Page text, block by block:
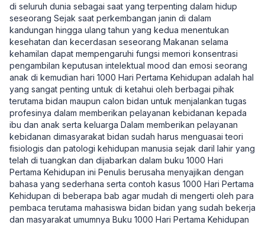
di seluruh dunia sebagai saat yang terpenting dalam hidup
seseorang Sejak saat perkembangan janin di dalam
kandungan hingga ulang tahun yang kedua menentukan
kesehatan dan kecerdasan seseorang Makanan selama
kehamilan dapat mempengaruhi fungsi memori konsentrasi
pengambilan keputusan intelektual mood dan emosi seorang
anak di kemudian hari 1000 Hari Pertama Kehidupan adalah hal
yang sangat penting untuk di ketahui oleh berbagai pihak
terutama bidan maupun calon bidan untuk menjalankan tugas
profesinya dalam memberikan pelayanan kebidanan kepada
ibu dan anak serta keluarga Dalam memberikan pelayanan
kebidanan dimasyarakat bidan sudah harus menguasai teori
fisiologis dan patologi kehidupan manusia sejak daril lahir yang
telah di tuangkan dan dijabarkan dalam buku 1000 Hari
Pertama Kehidupan ini Penulis berusaha menyajikan dengan
bahasa yang sederhana serta contoh kasus 1000 Hari Pertama
Kehidupan di beberapa bab agar mudah di mengerti oleh para
pembaca terutama mahasiswa bidan bidan yang sudah bekerja
dan masyarakat umumnya Buku 1000 Hari Pertama Kehidupan